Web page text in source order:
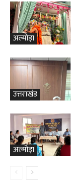
अल्मोड़ा
उत्तराखंड
अल्मोड़ा